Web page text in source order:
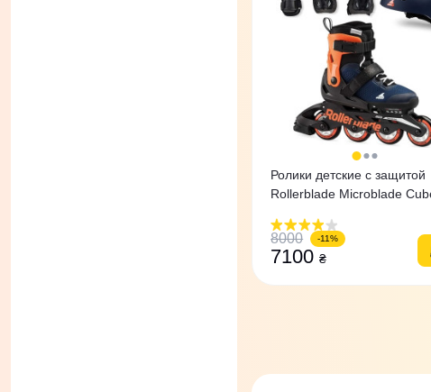
Ролики детские с защитой
Rollerblade Microblade
8000 -11%
7100₴